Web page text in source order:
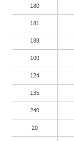
180
181
188
100
124
135
240
20